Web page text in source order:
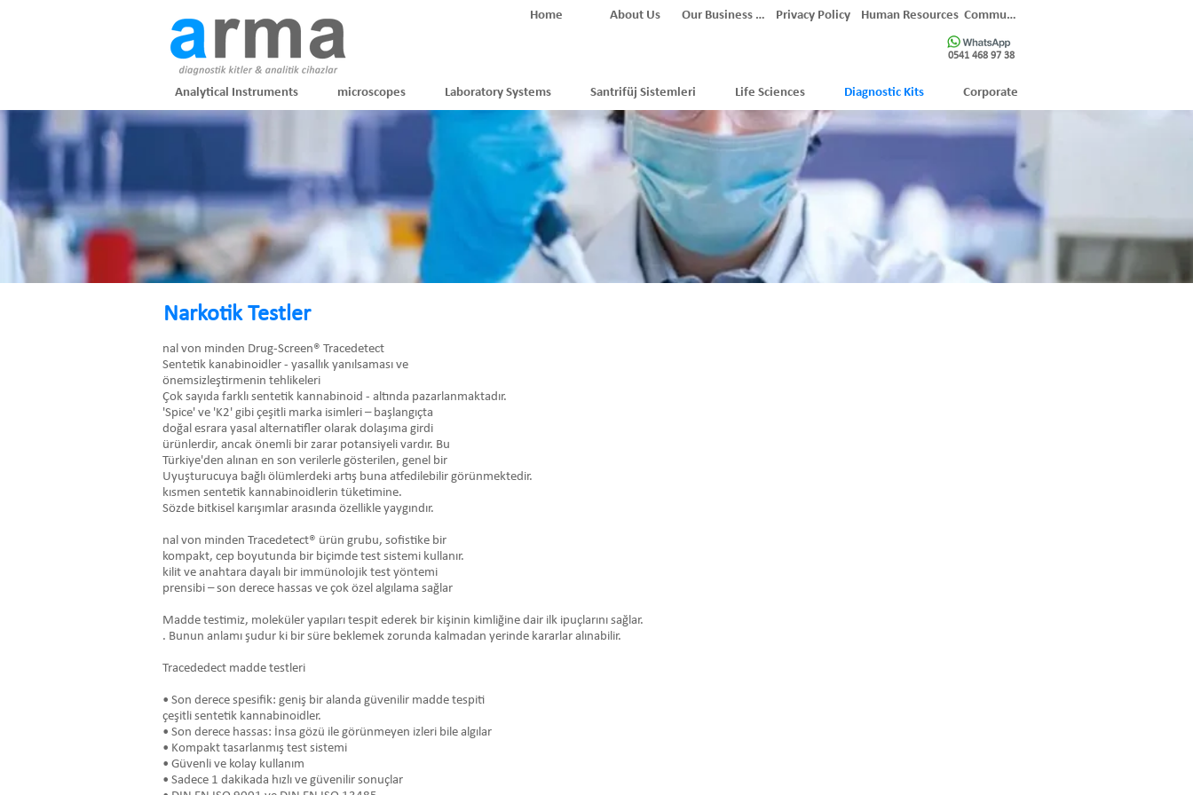
Analytical Instruments microscopes Laboratory Systems Santrifüj Sistemleri Life Sciences Diagnostic Kits Corporate
Home About Us Our Business Partners Privacy Policy Human Resources Communication
0541 468 97 38
Narkotik Testler
nal von minden Drug-Screen® Tracedetect
Sentetik kanabinoidler - yasallık yanılsaması ve
önemsizleştirmenin tehlikeleri
Çok sayıda farklı sentetik kannabinoid - altında pazarlanmaktadır.
'Spice' ve 'K2' gibi çeşitli marka isimleri – başlangıçta
doğal esrara yasal alternatifler olarak dolaşıma girdi
ürünlerdir, ancak önemli bir zarar potansiyeli vardır. Bu
Türkiye'den alınan en son verilerle gösterilen, genel bir
Uyuşturucuya bağlı ölümlerdeki artış buna atfedilebilir görünmektedir.
kısmen sentetik kannabinoidlerin tüketimine.
Sözde bitkisel karışımlar arasında özellikle yaygındır.
nal von minden Tracedetect® ürün grubu, sofistike bir
kompakt, cep boyutunda bir biçimde test sistemi kullanır.
kilit ve anahtara dayalı bir immünolojik test yöntemi
prensibi – son derece hassas ve çok özel algılama sağlar
Madde testimiz, moleküler yapıları tespit ederek bir kişinin kimliğine dair ilk ipuçlarını sağlar.
. Bunun anlamı şudur ki bir süre beklemek zorunda kalmadan yerinde kararlar alınabilir.
Tracededect madde testleri
• Son derece spesifik: geniş bir alanda güvenilir madde tespiti
çeşitli sentetik kannabinoidler.
• Son derece hassas: İnsa gözü ile görünmeyen izleri bile algılar
• Kompakt tasarlanmış test sistemi
• Güvenli ve kolay kullanım
• Sadece 1 dakikada hızlı ve güvenilir sonuçlar